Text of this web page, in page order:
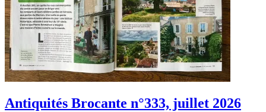
Antiquités Brocante n°333, juillet 2026